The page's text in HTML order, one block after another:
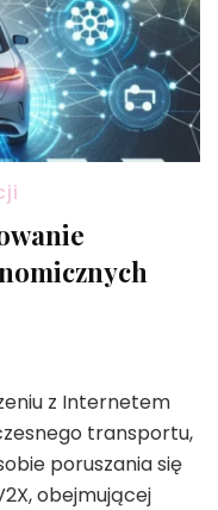
z Internetem
transportu,
poruszania się
obejmującej